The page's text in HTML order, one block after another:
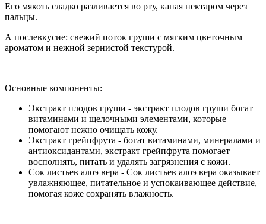
Его мякоть сладко разливается во рту, капая нектаром через
пальцы.
А послевкусие: свежий поток груши с мягким цветочным
ароматом и нежной зернистой текстурой.
Основные компоненты:
Экстракт плодов груши - экстракт плодов груши богат
витаминами и щелочными элементами, которые
помогают нежно очищать кожу.
Экстракт грейпфрута - богат витаминами, минералами и
антиоксидантами, экстракт грейпфрута помогает
восполнять, питать и удалять загрязнения с кожи.
Сок листьев алоэ вера - Сок листьев алоэ вера оказывает
увлажняющее, питательное и успокаивающее действие,
помогая коже сохранять влажность.